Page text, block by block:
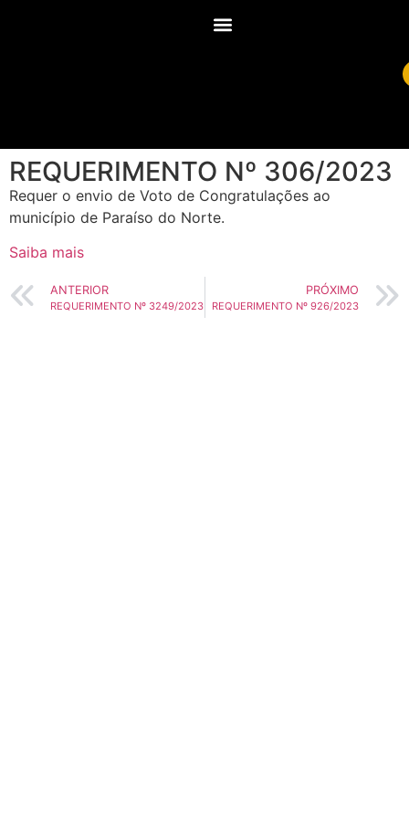
REQUERIMENTO Nº 306/2023
Requer o envio de Voto de Congratulações ao
município de Paraíso do Norte.
Saiba mais
ANTERIOR
REQUERIMENTO Nº 3249/2023
PRÓXIMO
REQUERIMENTO Nº 926/2023